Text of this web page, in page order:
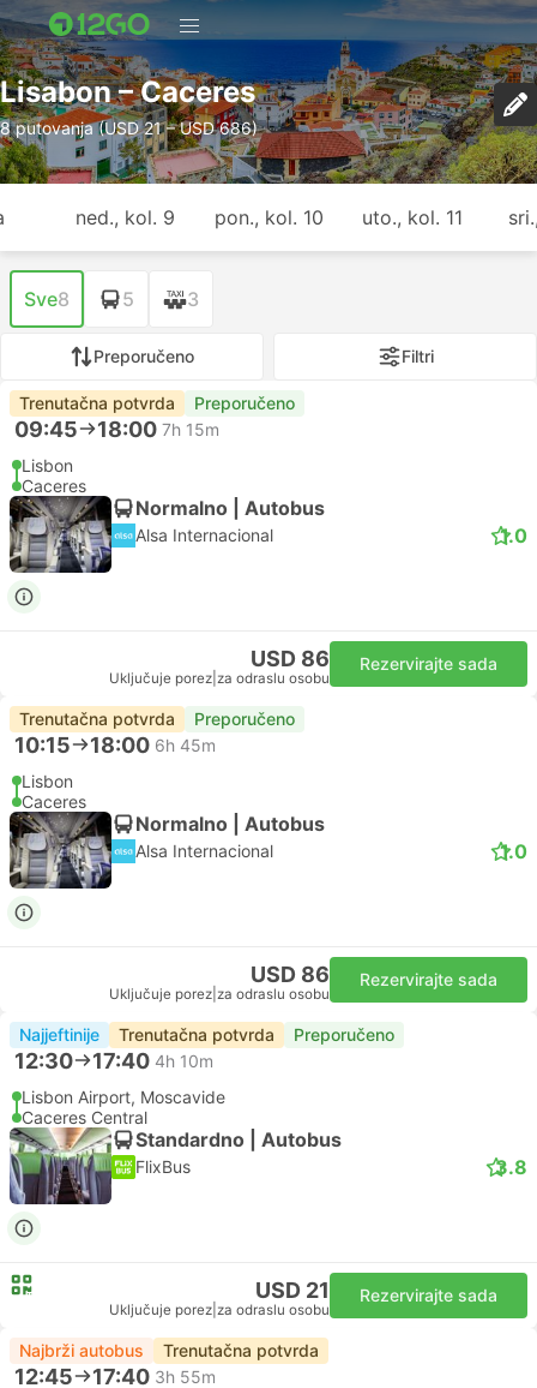
Lisabon – Caceres
8 putovanja (USD 21 – USD 686)
ned., kol. 9 pon., kol. 10 uto., kol. 11
Sve8 5 3
Preporučeno Filtri
Trenutačna potvrda Preporučeno
09:45 18:00 7h 15m
Lisbon
Caceres
Normalno | Autobus
Alsa Internacional 1.0
USD 86
Uključuje porez za odraslu osobu
Rezervirajte sada
Trenutačna potvrda Preporučeno
10:15 18:00 6h 45m
Lisbon
Caceres
Normalno | Autobus
Alsa Internacional 1.0
USD 86
Uključuje porez za odraslu osobu
Rezervirajte sada
Najjeftinije Trenutačna potvrda Preporučeno
12:30 17:40 4h 10m
Lisbon Airport, Moscavide
Caceres Central
Standardno | Autobus
FlixBus 3.8
USD 21
Uključuje porez za odraslu osobu
Rezervirajte sada
Najbrži autobus Trenutačna potvrda
12:45 17:40 3h 55m